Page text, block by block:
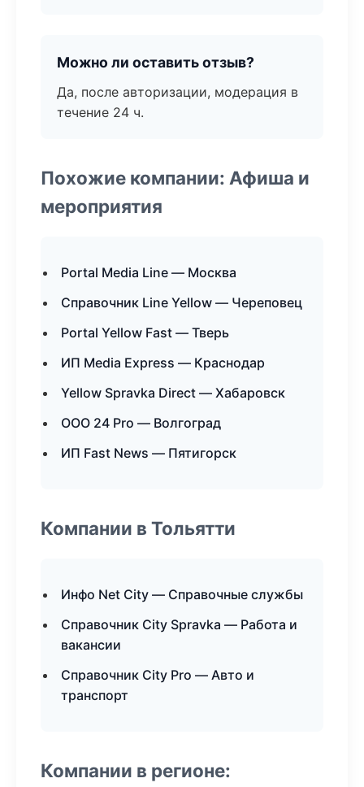
Можно ли оставить отзыв?
Да, после авторизации, модерация в
течение 24 ч.
Похожие компании: Афиша и
мероприятия
Portal Media Line — Москва
Справочник Line Yellow — Череповец
Portal Yellow Fast — Тверь
ИП Media Express — Краснодар
Yellow Spravka Direct — Хабаровск
ООО 24 Pro — Волгоград
ИП Fast News — Пятигорск
Компании в Тольятти
Инфо Net City — Справочные службы
Справочник City Spravka — Работа и
вакансии
Справочник City Pro — Авто и
транспорт
Компании в регионе: